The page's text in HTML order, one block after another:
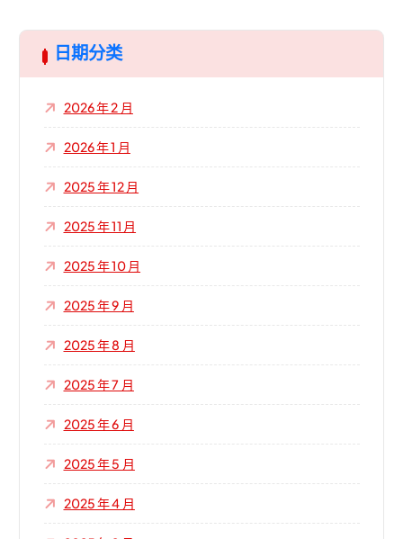
日期分类
2026 年 2 月
2026 年 1 月
2025 年 12 月
2025 年 11 月
2025 年 10 月
2025 年 9 月
2025 年 8 月
2025 年 7 月
2025 年 6 月
2025 年 5 月
2025 年 4 月